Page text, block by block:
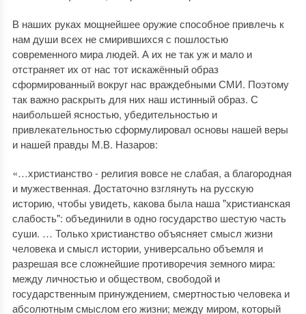
В наших руках мощнейшее оружие способное привлечь к
нам души всех не смирившихся с пошлостью
современного мира людей. А их не так уж и мало и
отстраняет их от нас тот искажённый образ
сформированный вокруг нас враждебными СМИ. Поэтому
так важно раскрыть для них наш истинный образ. С
наибольшей ясностью, убедительностью и
привлекательностью сформулировал основы нашей веры
и нашей правды М.В. Назаров:
«…христианство - религия вовсе не слабая, а благородная
и мужественная. Достаточно взглянуть на русскую
историю, чтобы увидеть, какова была наша "христианская
слабость": объединили в одно государство шестую часть
суши. … Только христианство объясняет смысл жизни
человека и смысл истории, универсально объемля и
разрешая все сложнейшие противоречия земного мира:
между личностью и обществом, свободой и
государственным принуждением, смертностью человека и
абсолютным смыслом его жизни; между миром, который